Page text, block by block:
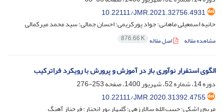
10.22111/JMR.2021.32756.4931
حانیه اسمعیلی ماهانی؛ جواد پورکریمی؛ احسان جمالی؛ سید محمد میرکمالی
مشاهده مقاله اصل مقاله 876.66 K
الگوی استقرار نوآوری باز در آموزش و پرورش با رویکرد فراترکیب
دوره 14، شماره 52، شهریور 1400، صفحه
253-276
10.22111/JMR.2020.31392.4755
مریم راشکی؛ حبیب الله سالارزهی؛ گلبهار پور انجنار؛ فرحناز آهنگ